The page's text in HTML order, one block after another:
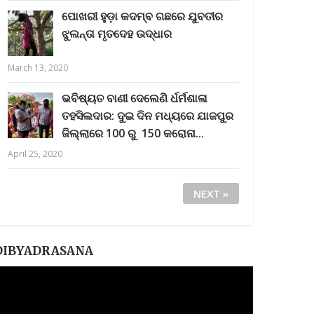
ପୋଖରୀ ହୁଡ଼ା କଦମ୍ବ ଗଛରେ ଯୁବତୀର
ଝୁଲନ୍ତା ମୃତଦେହ ଉଦ୍ଧାର
March 13, 2020
ଭବିଷ୍ୟତ ବାଣୀ ଦେଲେଣି ର୍ଧର୍ମଶାଳା
ତହସିଲଦାର: ଦୁଇ ଦିନ ମଧ୍ୟରେ ଯାଜପୁର
ଜିଲ୍ଲାରେ 100 ରୁ 150 କରୋନା...
April 25, 2020
NEXT »